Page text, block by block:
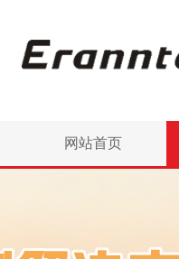
网站首页